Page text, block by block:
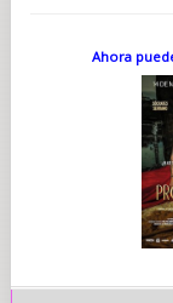
Ahora